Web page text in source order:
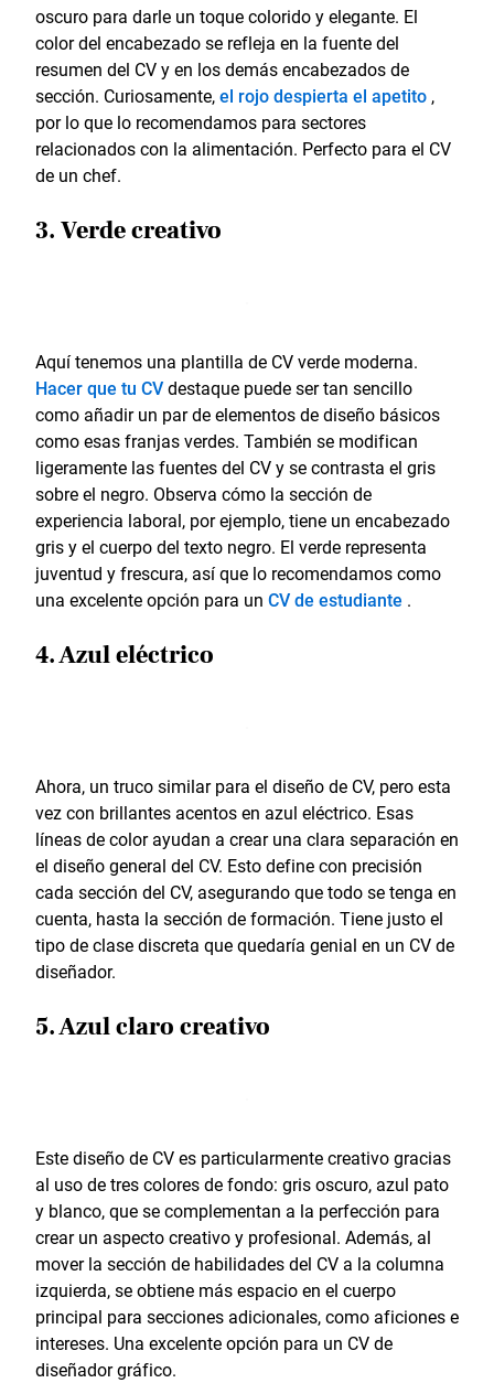
oscuro para darle un toque colorido y elegante. El
color del encabezado se refleja en la fuente del
resumen del CV y en los demás encabezados de
sección. Curiosamente,el rojo despierta el apetito ,
por lo que lo recomendamos para sectores
relacionados con la alimentación. Perfecto para el CV
de un chef.
3. Verde creativo
Aquí tenemos una plantilla de CV verde moderna.
Hacer que tu CVdestaque puede ser tan sencillo
como añadir un par de elementos de diseño básicos
como esas franjas verdes. También se modifican
ligeramente las fuentes del CV y se contrasta el gris
sobre el negro. Observa cómo la sección de
experiencia laboral, por ejemplo, tiene un encabezado
gris y el cuerpo del texto negro. El verde representa
juventud y frescura, así que lo recomendamos como
una excelente opción para un CV de estudiante .
4. Azul eléctrico
Ahora, un truco similar para el diseño de CV, pero esta
vez con brillantes acentos en azul eléctrico. Esas
líneas de color ayudan a crear una clara separación en
el diseño general del CV. Esto define con precisión
cada sección del CV, asegurando que todo se tenga en
cuenta, hasta la sección de formación. Tiene justo el
tipo de clase discreta que quedaría genial en un CV de
diseñador.
5. Azul claro creativo
Este diseño de CV es particularmente creativo gracias
al uso de tres colores de fondo: gris oscuro, azul pato
y blanco, que se complementan a la perfección para
crear un aspecto creativo y profesional. Además, al
mover la sección de habilidades del CV a la columna
izquierda, se obtiene más espacio en el cuerpo
principal para secciones adicionales, como aficiones e
intereses. Una excelente opción para un CV de
diseñador gráfico.